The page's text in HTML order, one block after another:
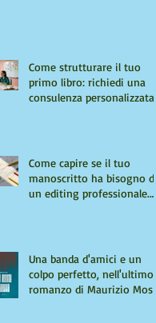
Come strutturare il tuo
primo libro: richiedi una
consulenza personalizzata
Come capire se il tuo
manoscritto ha bisogno di
un editing professionale.
Una banda d'amici e un
colpo perfetto, nell'ultimo
romanzo di Maurizio Mos